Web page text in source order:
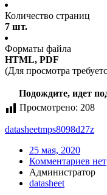
Количество страниц
7 шт.
Форматы файла
HTML, PDF
(Для просмотра
Подождите, идет
Просмотрено: 208
datasheetmps8098d27z
25 мая, 2020
Комментариев нет
Администратор
datasheet